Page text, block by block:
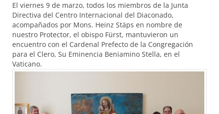
El viernes 9 de marzo, todos los miembros de la Junta
Directiva del Centro Internacional del Diaconado,
acompañados por Mons. Heinz Stäps en nombre de
nuestro Protector, el obispo Fürst, mantuvieron un
encuentro con el Cardenal Prefecto de la Congregación
para el Clero, Su Eminencia Beniamino Stella, en el
Vaticano.